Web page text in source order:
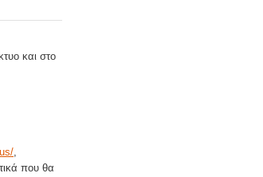
και στο
,
που θα